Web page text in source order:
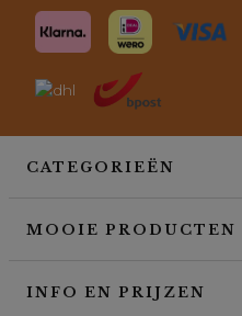
CATEGORIEËN
MOOIE PRODUCTEN
INFO EN PRIJZEN